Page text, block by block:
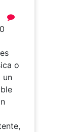
0
o
un